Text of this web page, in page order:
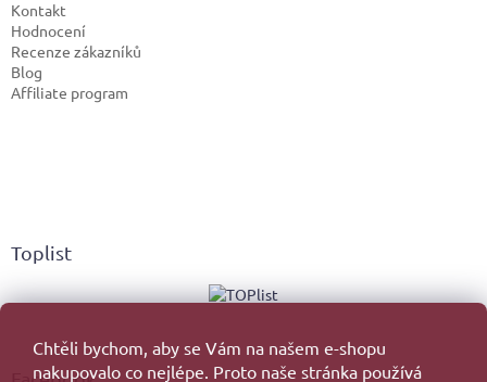
Chtěli bychom, aby se Vám na našem e-shopu
nakupovalo co nejlépe. Proto naše stránka používá
Kontakt
Hodnocení
Recenze zákazníků
Blog
Affiliate program
Toplist